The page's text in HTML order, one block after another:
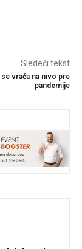
Sledeći tekst
vraća na nivo pre
pandemije